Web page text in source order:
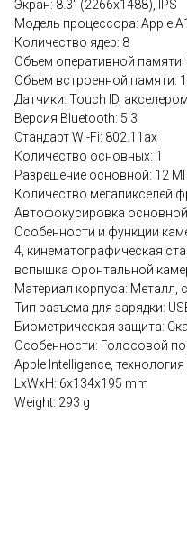
Экран: 8.3" (2266x1488), IPS
Модель процессора: Apple
Количество ядер: 8
Объем оперативной памяти:
Объем встроенной памяти:
Датчики: Touch ID,
Версия Bluetooth: 5.3
Стандарт Wi-Fi: 802.11ax
Количество основных: 1
Разрешение основной: 12
Количество мегапикселей
Автофокусировка
Особенности и функции
4, кинематографическая
вспышка фронтальной
Материал корпуса: Металл,
Тип разъема для зарядки:
Биометрическая защита:
Особенности: Голосовой
Apple Intelligence,
LxWxH: 6x134x195 mm
Weight: 293 g